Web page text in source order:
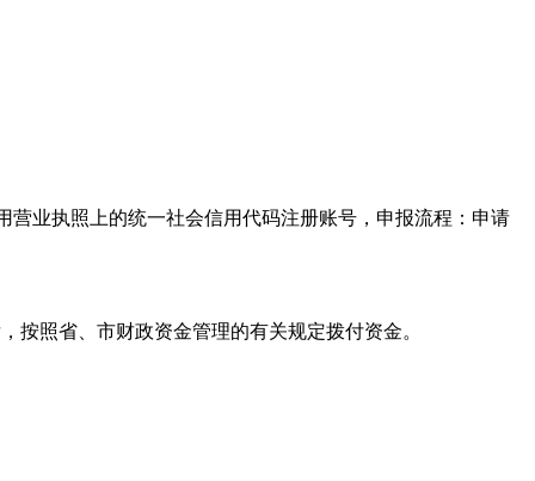
营业执照上的统一社会信用代码注册账号，申报流程：申请
按照省、市财政资金管理的有关规定拨付资金。